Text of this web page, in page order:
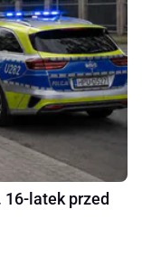
16-latek przed